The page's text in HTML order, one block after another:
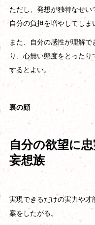
ただし、発想が独特なせい
自分の負担を増やしてしま
また、自分の感性が理解
り、心無い態度をとったり
するとよい。
裏の顔
自分の欲望に
妄想族
実現できるだけの実力や才
案をしたがる。